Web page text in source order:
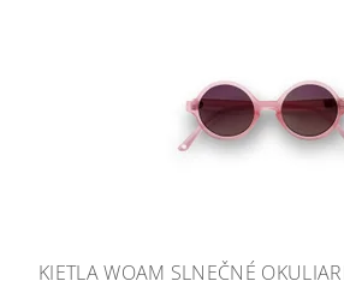
KIETLA WOAM SLNEČNÉ